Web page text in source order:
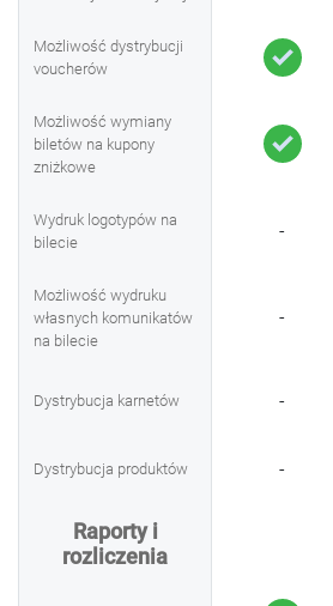
Możliwość dystrybucji
voucherów
Możliwość wymiany
biletów na kupony
zniżkowe
Wydruk logotypów na
bilecie
-
Możliwość wydruku
własnych komunikatów
na bilecie
-
Dystrybucja karnetów -
Dystrybucja produktów -
Raporty i
rozliczenia